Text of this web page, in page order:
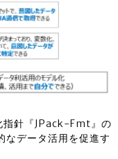
指針『JPack-Fmt』の
なデータ活用を促進す